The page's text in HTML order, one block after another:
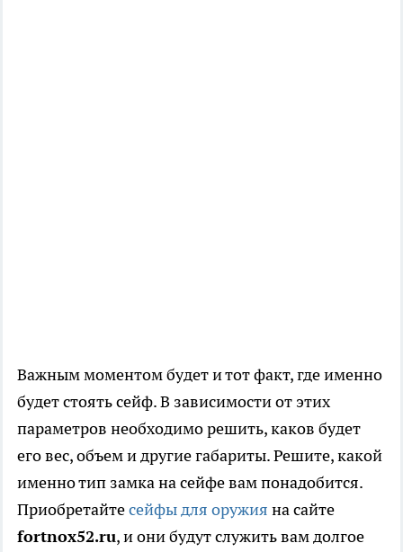
Важным моментом будет и тот факт, где именно
будет стоять сейф. В зависимости от этих
параметров необходимо решить, каков будет
его вес, объем и другие габариты. Решите, какой
именно тип замка на сейфе вам понадобится.
Приобретайтесейфы для оружия на сайте
fortnox52.ru, и они будут служить вам долгое